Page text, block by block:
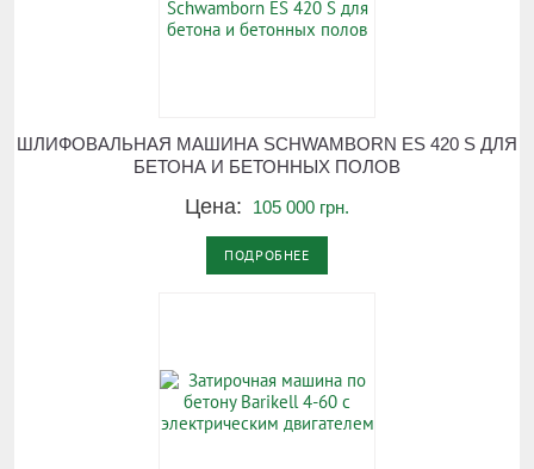
ШЛИФОВАЛЬНАЯ МАШИНА SCHWAMBORN ES 420 S ДЛЯ
БЕТОНА И БЕТОННЫХ ПОЛОВ
Цена: 105 000 грн.
ПОДРОБНЕЕ